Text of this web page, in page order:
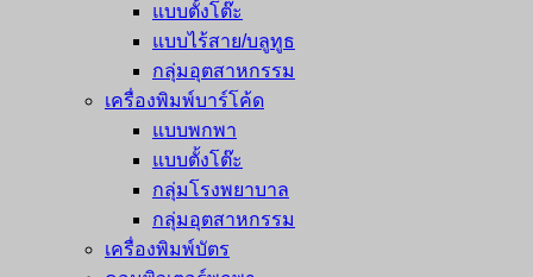
แบบตั้งโต๊ะ
แบบไร้สาย/บลูทูธ
กลุ่มอุตสาหกรรม
เครื่องพิมพ์บาร์โค้ด
แบบพกพา
แบบตั้งโต๊ะ
กลุ่มโรงพยาบาล
กลุ่มอุตสาหกรรม
เครื่องพิมพ์บัตร